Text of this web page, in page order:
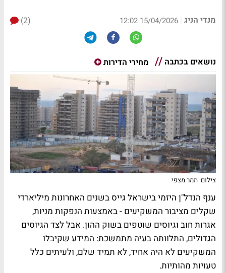
מנדי הניג |
15/04/2026 12:02
(2)
נושאים בכתבה מחירי הדירות
צילום: תמר מצפי
ענף הנדל"ן היזמי בישראל גייס בשנים האחרונות מיליארדי
שקלים מציבור המשקיעים - באמצעות הנפקות מניות,
אגרות חוב וגיוסים שוטפים בשוק ההון. אבל לצד הגיוסים
הגדולים, התלוותה בעיה מתמשכת: המידע שקיבלו
המשקיעים לא היה אחיד, לא תמיד שלם, ולעיתים כלל
טעויות מהותיות.